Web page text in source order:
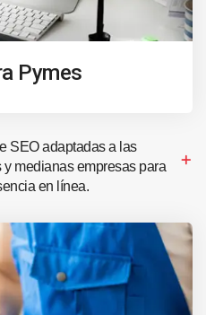
Pymes
SEO adaptadas a las
medianas empresas para
en línea.